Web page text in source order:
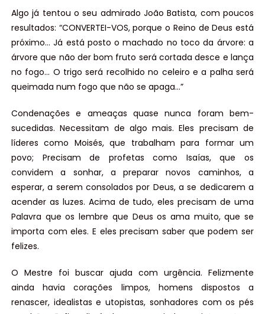
Algo já tentou o seu admirado João Batista, com poucos
resultados: “CONVERTEI-VOS, porque o Reino de Deus está
próximo… Já está posto o machado no toco da árvore: a
árvore que não der bom fruto será cortada desce e lança
no fogo… O trigo será recolhido no celeiro e a palha será
queimada num fogo que não se apaga…”
Condenações e ameaças quase nunca foram bem-
sucedidas. Necessitam de algo mais. Eles precisam de
líderes como Moisés, que trabalham para formar um
povo; Precisam de profetas como Isaías, que os
convidem a sonhar, a preparar novos caminhos, a
esperar, a serem consolados por Deus, a se dedicarem a
acender as luzes. Acima de tudo, eles precisam de uma
Palavra que os lembre que Deus os ama muito, que se
importa com eles. E eles precisam saber que podem ser
felizes.
O Mestre foi buscar ajuda com urgência. Felizmente
ainda havia corações limpos, homens dispostos a
renascer, idealistas e utopistas, sonhadores com os pés